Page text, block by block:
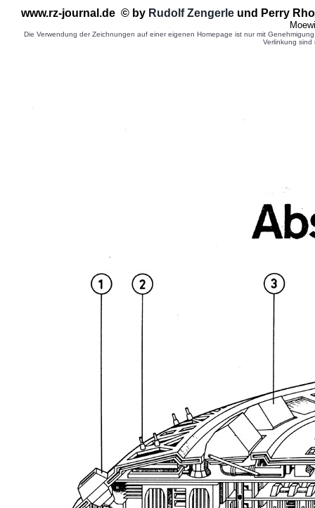
www.rz-journal.de © by Rudolf Zengerle und Perry
Die Verwendung der Zeichnungen auf einer eigenen Homepage ist nur mit
Verlinkung sind